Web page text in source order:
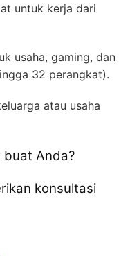
untuk kerja dari
usaha, gaming, dan
32 perangkat).
atau usaha
buat Anda?
konsultasi